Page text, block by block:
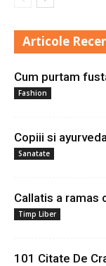
Articole
Cum purtam
Fashion
Copiii si ayurveda
Sanatate
Callatis a ramas
Timp Liber
101 Citate De